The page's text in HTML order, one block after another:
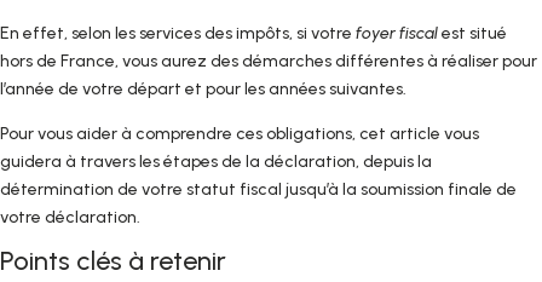
En effet, selon les services des impôts, si votre foyer fiscalest situé
hors de France, vous aurez des démarches différentes à réaliser pour
l’année de votre départ et pour les années suivantes.
Pour vous aider à comprendre ces obligations, cet article vous
guidera à travers les étapes de la déclaration, depuis la
détermination de votre statut fiscal jusqu’à la soumission finale de
votre déclaration.
Points clés à retenir